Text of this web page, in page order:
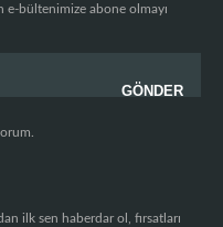
e-bültenimize abone olmayı
ilk sen haberdar ol, fırsatları